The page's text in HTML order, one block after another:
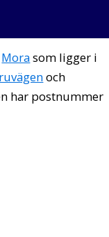
Morasom ligger i
och
har postnummer